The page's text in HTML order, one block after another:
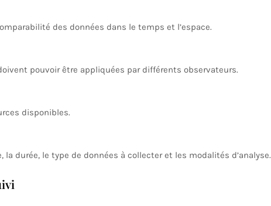
des données dans le temps et l’espace.
pouvoir être appliquées par différents observateurs.
disponibles.
durée, le type de données à collecter et les modalités d’analyse.